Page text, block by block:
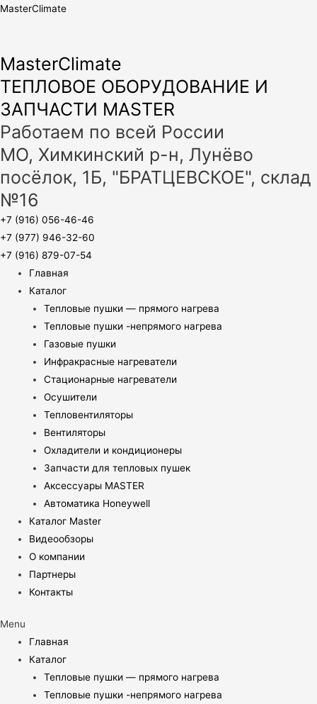
MasterClimate
MasterClimate
ТЕПЛОВОЕ ОБОРУДОВАНИЕ И
ЗАПЧАСТИ MASTER
Работаем по всей России
МО, Химкинский р-н, Лунёво
посёлок, 1Б, "БРАТЦЕВСКОЕ", склад
№16
+7 (916) 056-46-46
+7 (977) 946-32-60
+7 (916) 879-07-54
Главная
Каталог
Тепловые пушки — прямого нагрева
Тепловые пушки -непрямого нагрева
Газовые пушки
Инфракрасные нагреватели
Стационарные нагреватели
Осушители
Тепловентиляторы
Вентиляторы
Охладители и кондиционеры
Запчасти для тепловых пушек
Аксессуары MASTER
Автоматика Honeywell
Каталог Master
Видеообзоры
О компании
Партнеры
Контакты
Menu
Главная
Каталог
Тепловые пушки — прямого нагрева
Тепловые пушки -непрямого нагрева